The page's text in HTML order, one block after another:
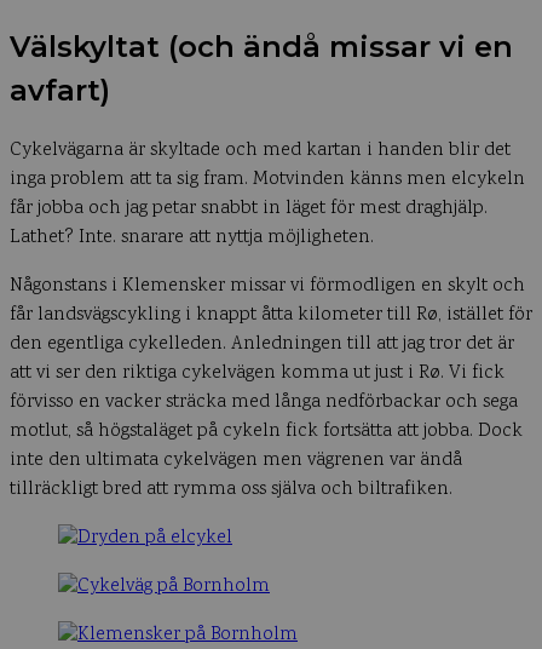
Välskyltat (och ändå missar vi en
avfart)
Cykelvägarna är skyltade och med kartan i handen blir det
inga problem att ta sig fram. Motvinden känns men elcykeln
får jobba och jag petar snabbt in läget för mest draghjälp.
Lathet? Inte. snarare att nyttja möjligheten.
Någonstans i Klemensker missar vi förmodligen en skylt och
får landsvägscykling i knappt åtta kilometer till Rø, istället för
den egentliga cykelleden. Anledningen till att jag tror det är
att vi ser den riktiga cykelvägen komma ut just i Rø. Vi fick
förvisso en vacker sträcka med långa nedförbackar och sega
motlut, så högstaläget på cykeln fick fortsätta att jobba. Dock
inte den ultimata cykelvägen men vägrenen var ändå
tillräckligt bred att rymma oss själva och biltrafiken.